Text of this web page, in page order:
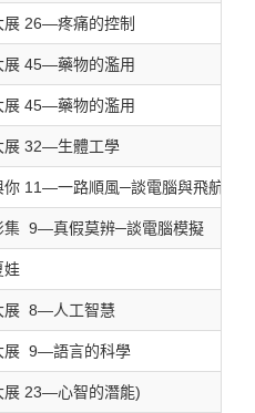
展 26—疼痛的控制
展 45—藥物的濫用
展 45—藥物的濫用
展 32—生體工學
你 11—一路順風─談電腦與飛航
集 9—真假莫辨─談電腦模擬
娃
展 8—人工智慧
展 9—語言的科學
展 23—心智的潛能)